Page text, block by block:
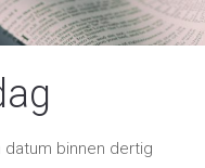
binnen dertig